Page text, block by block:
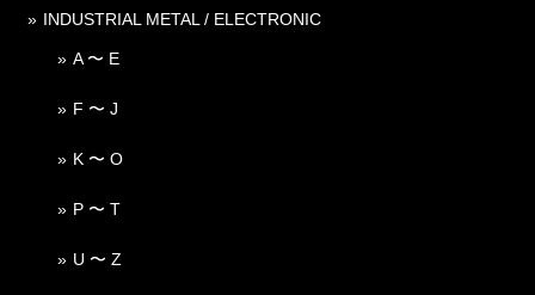
INDUSTRIAL METAL / ELECTRONIC
A 〜 E
F 〜 J
K 〜 O
P 〜 T
U 〜 Z